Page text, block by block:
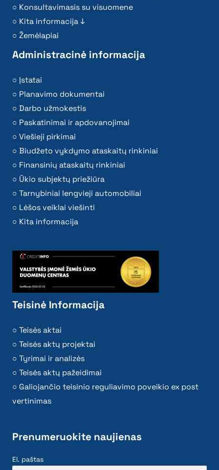
Konsultavimasis su visuomene
Kita informacija ↓
Žemėlapiai
Administracinė informacija
Įstatai
Planavimo dokumentai
Darbo užmokestis
Paskatinimai ir apdovanojimai
Viešieji pirkimai
Biudžeto vykdymo ataskaitų rinkiniai
Finansinių ataskaitų rinkiniai
Ūkio subjektų priežiūra
Tarnybiniai lengvieji automobiliai
Lėšos veiklai viešinti
Kita informacija
Teisinė Informacija
Teisės aktai
Teisės aktų projektai
Tyrimai ir analizės
Teisės aktų pažeidimai
Galiojančio teisinio reguliavimo poveikio ex post
vertinimas
Prenumeruokite naujienas
El. paštas